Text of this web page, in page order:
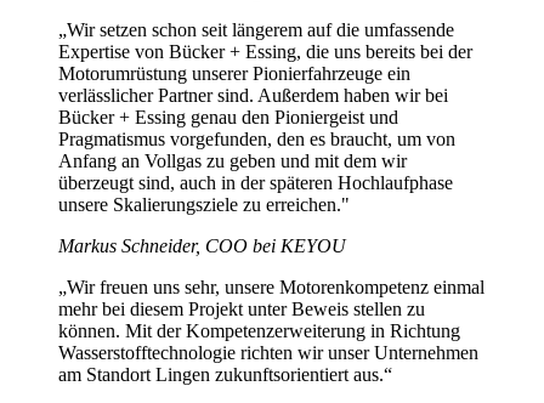
„Wir setzen schon seit längerem auf die umfassende
Expertise von Bücker + Essing, die uns bereits bei der
Motorumrüstung unserer Pionierfahrzeuge ein
verlässlicher Partner sind. Außerdem haben wir bei
Bücker + Essing genau den Pioniergeist und
Pragmatismus vorgefunden, den es braucht, um von
Anfang an Vollgas zu geben und mit dem wir
überzeugt sind, auch in der späteren Hochlaufphase
unsere Skalierungsziele zu erreichen."
Markus Schneider, COO bei KEYOU
„Wir freuen uns sehr, unsere Motorenkompetenz einmal
mehr bei diesem Projekt unter Beweis stellen zu
können. Mit der Kompetenzerweiterung in Richtung
Wasserstofftechnologie richten wir unser Unternehmen
am Standort Lingen zukunftsorientiert aus.“